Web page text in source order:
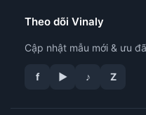
Theo dõi Vinaly
Cập nhật mẫu mới & ưu
f ▶ ♪ Z